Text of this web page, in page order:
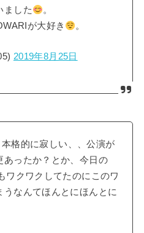
ました
。
が大好き
。
2019年8月25日
格的に寂しい、、公演が
あったか？とか、今日の
ワクワクしてたのにこのワ
うなんてほんとにほんとに